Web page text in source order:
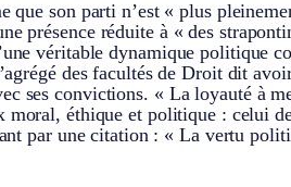
que son parti n’est « plus
présence réduite à « des
véritable dynamique politique
des facultés de Droit dit
ses convictions. « La loyauté à
moral, éthique et politique : celui
par une citation : « La vertu